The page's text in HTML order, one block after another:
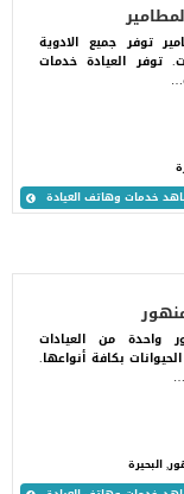
خدمات وهاتف العيادة
توفر جميع الادوية
توفر العيادة خدمات
واحدة من العيادات
بكافة أنواعها.
البحيرة